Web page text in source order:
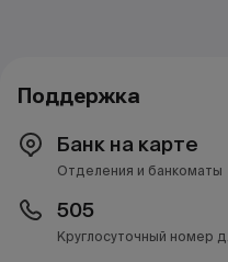
Поддержка
Банк на карте
Отделения и банкоматы
505
Круглосуточный номер